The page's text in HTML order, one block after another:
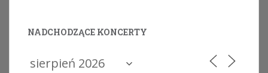
NADCHODZĄCE KONCERTY